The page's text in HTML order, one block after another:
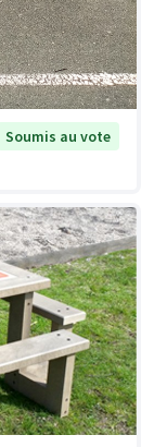
Soumis au vote